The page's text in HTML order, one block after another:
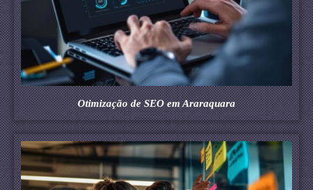
Otimização de SEO em Araraquara